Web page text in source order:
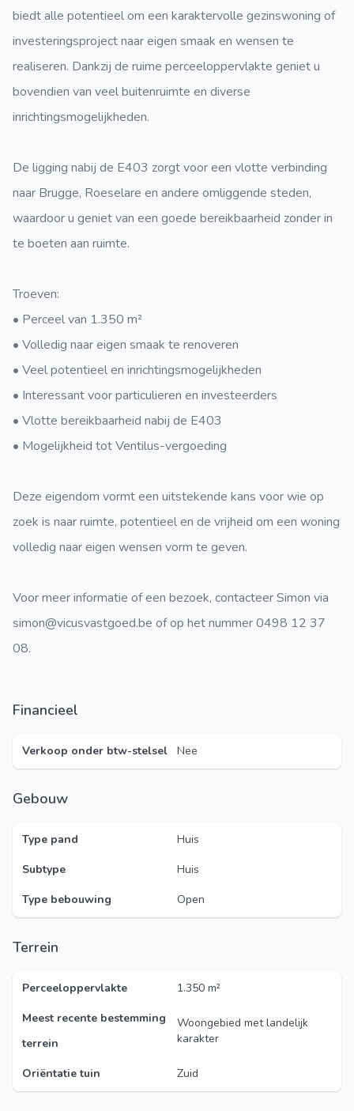
biedt alle potentieel om een karaktervolle gezinswoning of
investeringsproject naar eigen smaak en wensen te
realiseren. Dankzij de ruime perceeloppervlakte geniet u
bovendien van veel buitenruimte en diverse
inrichtingsmogelijkheden.
De ligging nabij de E403 zorgt voor een vlotte verbinding
naar Brugge, Roeselare en andere omliggende steden,
waardoor u geniet van een goede bereikbaarheid zonder in
te boeten aan ruimte.
Troeven:
•⁠ ⁠Perceel van 1.350 m²
•⁠ ⁠Volledig naar eigen smaak te renoveren
•⁠ ⁠Veel potentieel en inrichtingsmogelijkheden
•⁠ ⁠Interessant voor particulieren en investeerders
•⁠ ⁠Vlotte bereikbaarheid nabij de E403
•⁠ ⁠Mogelijkheid tot Ventilus-vergoeding
Deze eigendom vormt een uitstekende kans voor wie op
zoek is naar ruimte, potentieel en de vrijheid om een woning
volledig naar eigen wensen vorm te geven.
Voor meer informatie of een bezoek, contacteer Simon via
simon@vicusvastgoed.be of op het nummer 0498 12 37
08.
Financieel
Verkoop onder btw-stelsel Nee
Gebouw
Type pand
Huis
Subtype
Huis
Type bebouwing
Open
Terrein
Perceeloppervlakte
1.350 m²
Meest recente bestemming
terrein
Woongebied met landelijk
karakter
Oriëntatie tuin Zuid